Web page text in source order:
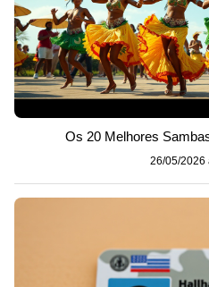
Os 20 Melhores
26/05/2026